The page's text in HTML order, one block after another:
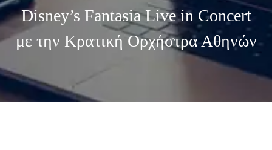
Disney’s Fantasia Live in Concert
με την Κρατική Ορχήστρα Αθηνών